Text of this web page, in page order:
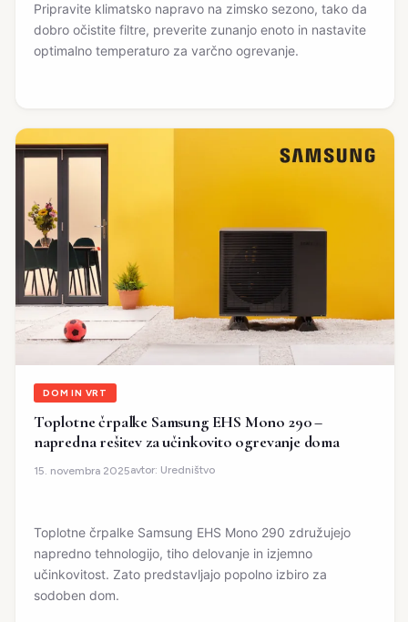
Pripravite klimatsko napravo na zimsko sezono, tako da
dobro očistite filtre, preverite zunanjo enoto in nastavite
optimalno temperaturo za varčno ogrevanje.
DOM IN VRT
Toplotne črpalke Samsung EHS Mono 290 –
napredna rešitev za učinkovito ogrevanje doma
15. novembra 2025avtor: Uredništvo
Toplotne črpalke Samsung EHS Mono 290 združujejo
napredno tehnologijo, tiho delovanje in izjemno
učinkovitost. Zato predstavljajo popolno izbiro za
sodoben dom.